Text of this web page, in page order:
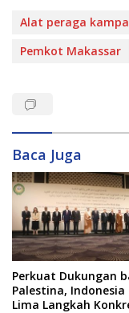
Alat peraga
Pemkot Makassar
Baca Juga
Perkuat Dukungan
Palestina, Indonesia
Lima Langkah